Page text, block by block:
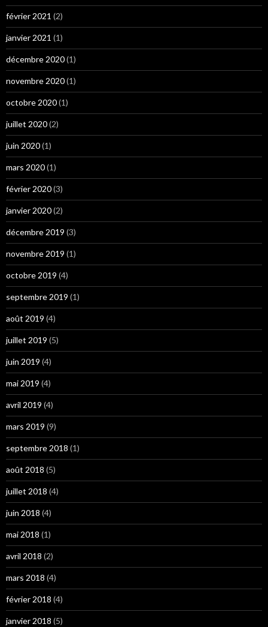
février 2021 (2)
janvier 2021 (1)
décembre 2020(1)
novembre 2020(1)
octobre 2020(1)
juillet 2020(2)
juin 2020(1)
mars 2020(1)
février 2020(3)
janvier 2020(2)
décembre 2019 (3)
novembre 2019 (1)
octobre 2019 (4)
septembre 2019 (1)
août 2019 (4)
juillet 2019 (5)
juin 2019 (4)
mai 2019 (4)
avril 2019 (4)
mars 2019 (9)
septembre 2018 (1)
août 2018 (5)
juillet 2018 (4)
juin 2018 (4)
mai 2018 (1)
avril 2018 (2)
mars 2018 (4)
février 2018 (4)
janvier 2018 (5)